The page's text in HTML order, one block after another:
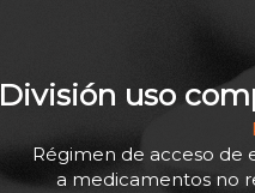
División uso
Régimen de acceso de
a medicamentos no